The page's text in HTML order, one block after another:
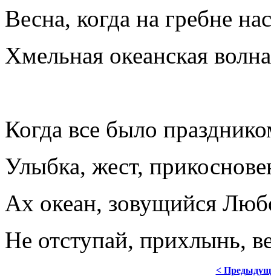
Весна, когда на гребне
Хмельная океанская
Когда все было
Улыбка, жест,
Ах океан, зовущийся
Не отступай, прихлынь,
<